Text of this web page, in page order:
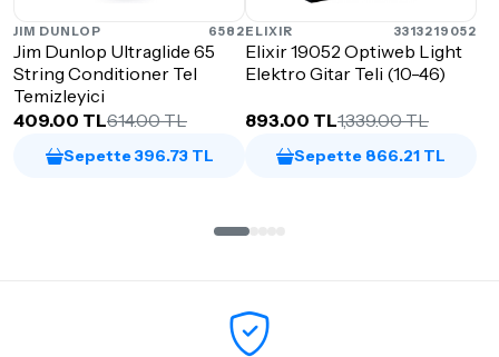
JIM DUNLOP 6582
Jim Dunlop Ultraglide 65
String Conditioner Tel
Temizleyici
409.00 TL614.00 TL
Sepette 396.73 TL
ELIXIR 3313219052
Elixir 19052 Optiweb Light
Elektro Gitar Teli (10-46)
893.00 TL1,339.00 TL
Sepette 866.21 TL